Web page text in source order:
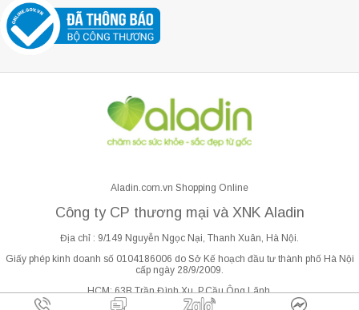
Aladin.com.vn Shopping Online
Công ty CP thương mại và XNK Aladin
Địa chỉ : 9/149 Nguyễn Ngọc Nại, Thanh Xuân, Hà Nội.
Giấy phép kinh doanh số 0104186006 do Sở Kế hoạch đầu tư thành phố Hà Nội
cấp ngày 28/9/2009.
HCM: 63B Trần Đình Xu, P.Cầu Ông Lãnh.